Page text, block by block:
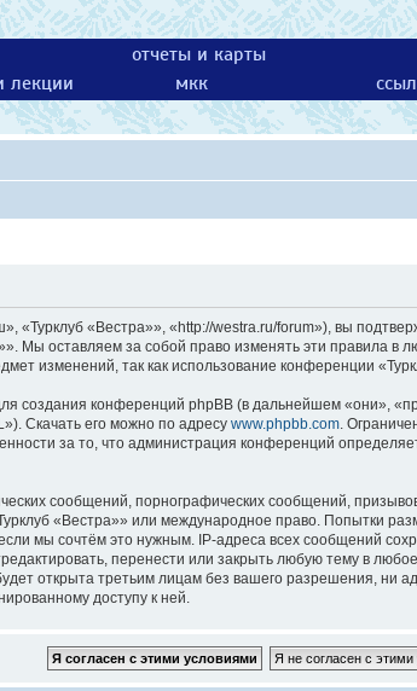
отчеты и карты
лекции мкк
«Вестра»», «http://westra.ru/forum»), вы
Мы оставляем за собой право изменять эти правила
изменений, так как использование конференции
создания конференций phpBB (в дальнейшем «они»,
Скачать его можно по адресу www.phpbb.com.
за то, что администрация конференций
сообщений, порнографических сообщений,
«Вестра»» или международное право. Попытки
мы сочтём это нужным. IP-адреса всех сообщений
перенести или закрыть любую тему в
открыта третьим лицам без вашего разрешения, ни
доступу к ней.